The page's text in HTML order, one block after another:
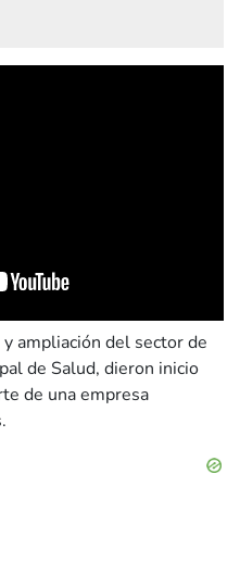
ampliación del sector de
de Salud, dieron inicio
de una empresa